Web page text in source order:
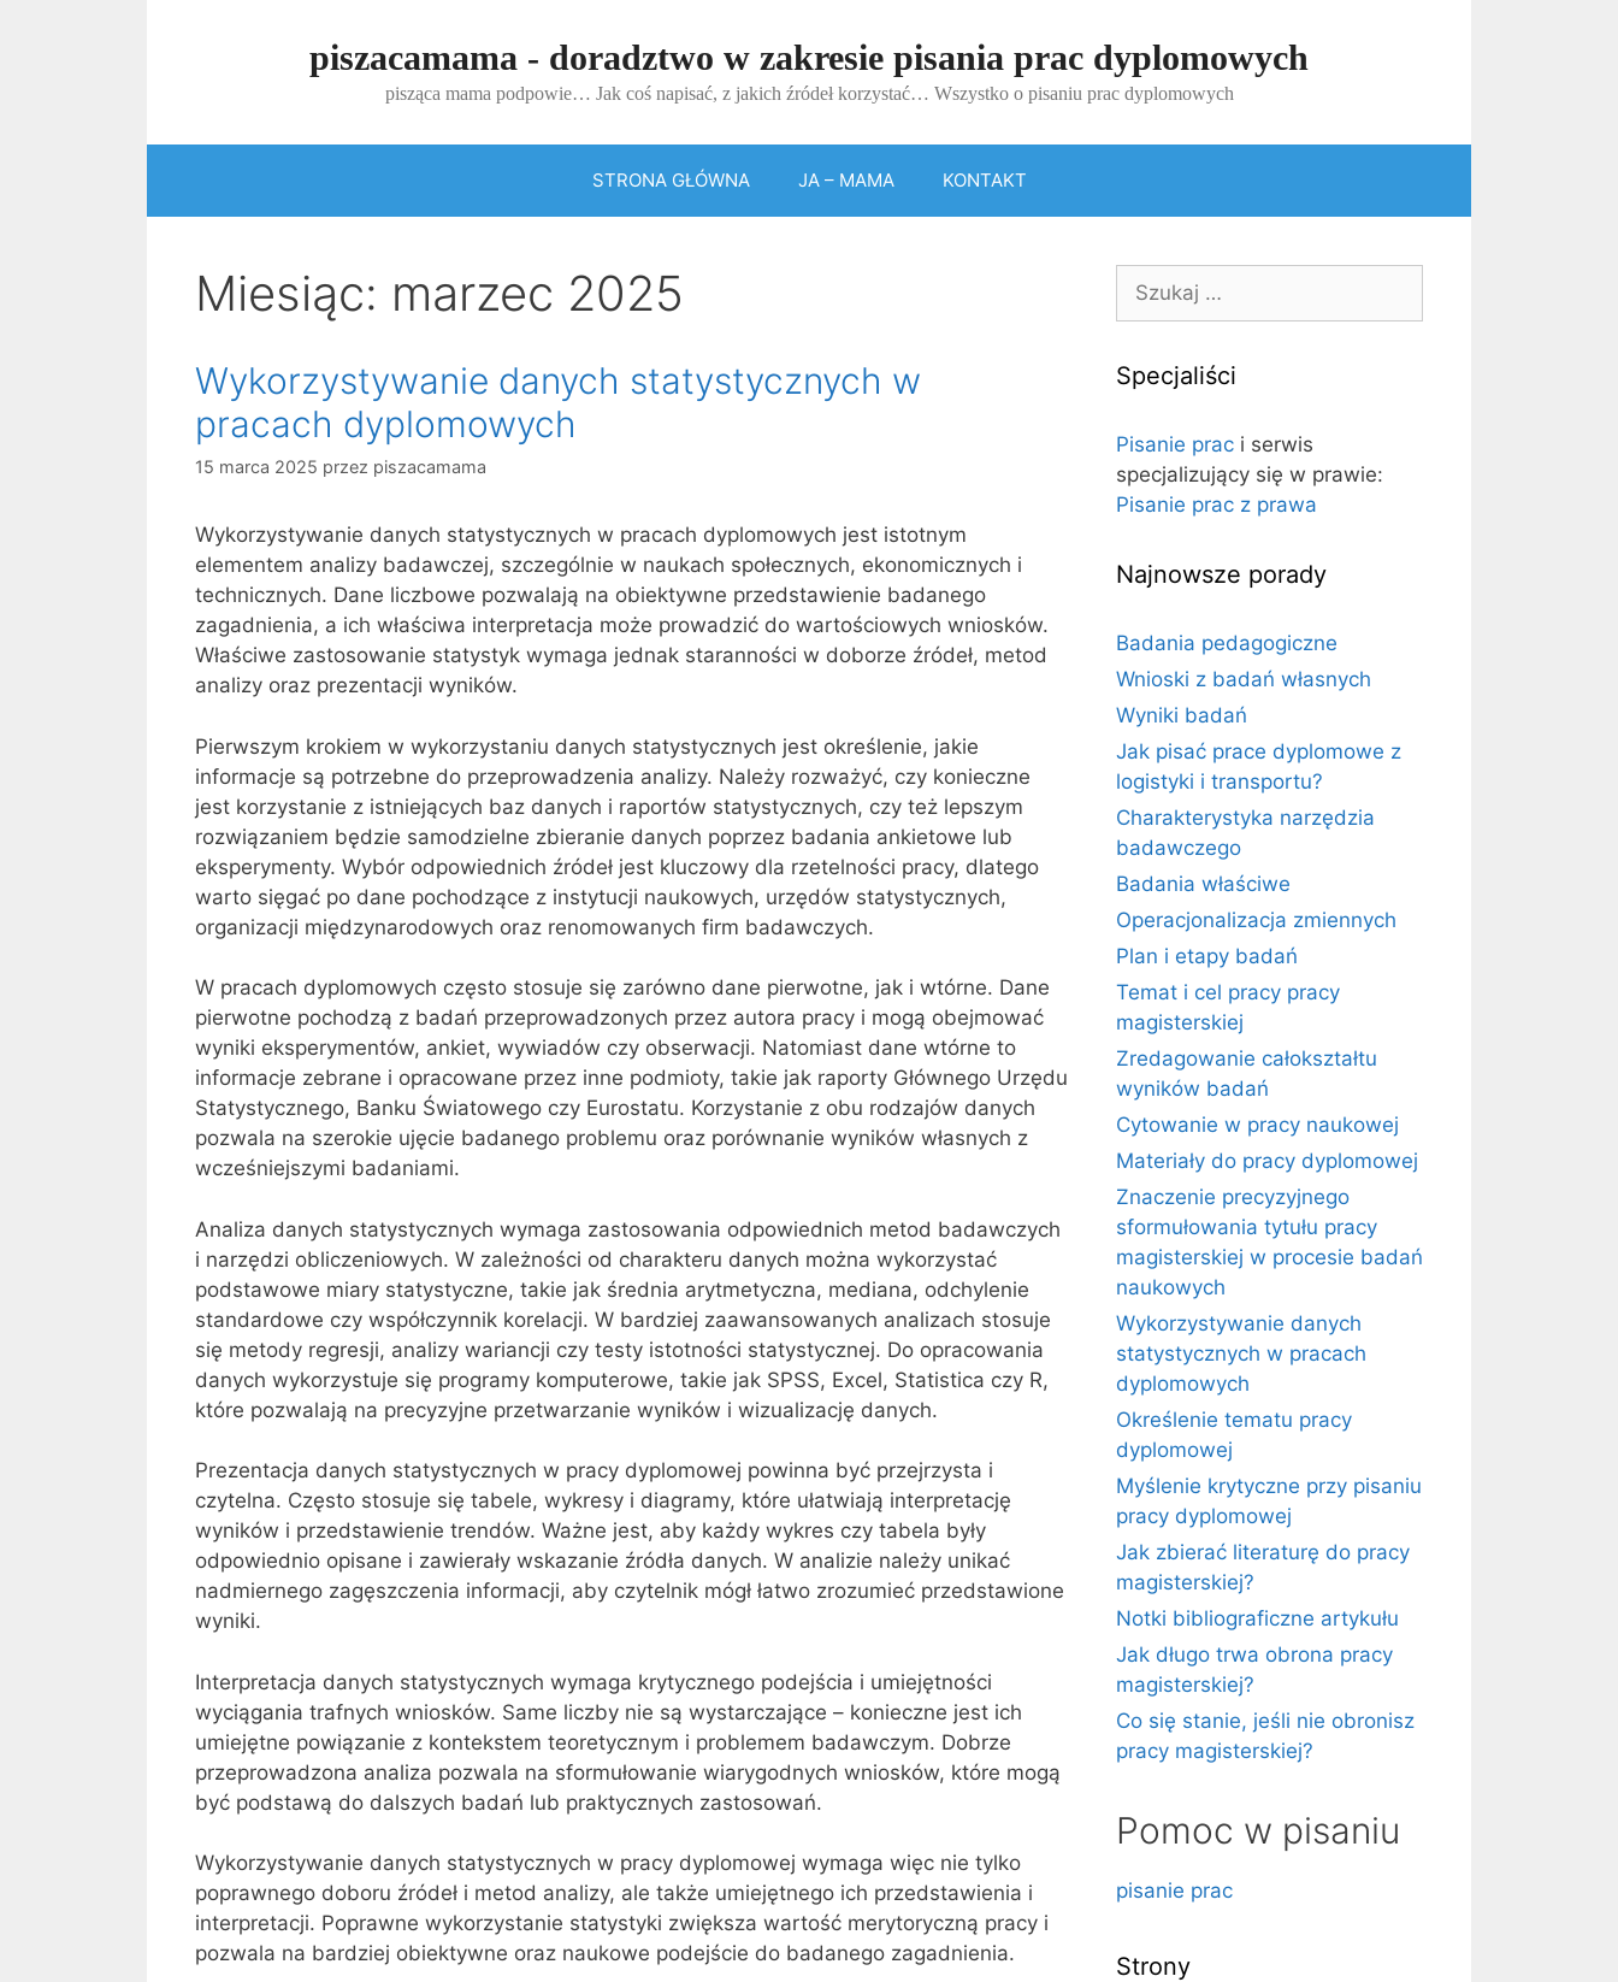
piszacamama - doradztwo w zakresie pisania prac dyplomowych
pisząca mama podpowie… Jak coś napisać, z jakich źródeł korzystać… Wszystko o pisaniu prac dyplomowych
STRONA GŁÓWNA JA – MAMA KONTAKT
Miesiąc: marzec 2025
Wykorzystywanie danych statystycznych w
pracach dyplomowych
15 marca 2025 przez piszacamama
Wykorzystywanie danych statystycznych w pracach dyplomowych jest istotnym
elementem analizy badawczej, szczególnie w naukach społecznych, ekonomicznych i
technicznych. Dane liczbowe pozwalają na obiektywne przedstawienie badanego
zagadnienia, a ich właściwa interpretacja może prowadzić do wartościowych wniosków.
Właściwe zastosowanie statystyk wymaga jednak staranności w doborze źródeł, metod
analizy oraz prezentacji wyników.
Pierwszym krokiem w wykorzystaniu danych statystycznych jest określenie, jakie
informacje są potrzebne do przeprowadzenia analizy. Należy rozważyć, czy konieczne
jest korzystanie z istniejących baz danych i raportów statystycznych, czy też lepszym
rozwiązaniem będzie samodzielne zbieranie danych poprzez badania ankietowe lub
eksperymenty. Wybór odpowiednich źródeł jest kluczowy dla rzetelności pracy, dlatego
warto sięgać po dane pochodzące z instytucji naukowych, urzędów statystycznych,
organizacji międzynarodowych oraz renomowanych firm badawczych.
W pracach dyplomowych często stosuje się zarówno dane pierwotne, jak i wtórne. Dane
pierwotne pochodzą z badań przeprowadzonych przez autora pracy i mogą obejmować
wyniki eksperymentów, ankiet, wywiadów czy obserwacji. Natomiast dane wtórne to
informacje zebrane i opracowane przez inne podmioty, takie jak raporty Głównego Urzędu
Statystycznego, Banku Światowego czy Eurostatu. Korzystanie z obu rodzajów danych
pozwala na szerokie ujęcie badanego problemu oraz porównanie wyników własnych z
wcześniejszymi badaniami.
Analiza danych statystycznych wymaga zastosowania odpowiednich metod badawczych
i narzędzi obliczeniowych. W zależności od charakteru danych można wykorzystać
podstawowe miary statystyczne, takie jak średnia arytmetyczna, mediana, odchylenie
standardowe czy współczynnik korelacji. W bardziej zaawansowanych analizach stosuje
się metody regresji, analizy wariancji czy testy istotności statystycznej. Do opracowania
danych wykorzystuje się programy komputerowe, takie jak SPSS, Excel, Statistica czy R,
które pozwalają na precyzyjne przetwarzanie wyników i wizualizację danych.
Prezentacja danych statystycznych w pracy dyplomowej powinna być przejrzysta i
czytelna. Często stosuje się tabele, wykresy i diagramy, które ułatwiają interpretację
wyników i przedstawienie trendów. Ważne jest, aby każdy wykres czy tabela były
odpowiednio opisane i zawierały wskazanie źródła danych. W analizie należy unikać
nadmiernego zagęszczenia informacji, aby czytelnik mógł łatwo zrozumieć przedstawione
wyniki.
Interpretacja danych statystycznych wymaga krytycznego podejścia i umiejętności
wyciągania trafnych wniosków. Same liczby nie są wystarczające – konieczne jest ich
umiejętne powiązanie z kontekstem teoretycznym i problemem badawczym. Dobrze
przeprowadzona analiza pozwala na sformułowanie wiarygodnych wniosków, które mogą
być podstawą do dalszych badań lub praktycznych zastosowań.
Wykorzystywanie danych statystycznych w pracy dyplomowej wymaga więc nie tylko
poprawnego doboru źródeł i metod analizy, ale także umiejętnego ich przedstawienia i
interpretacji. Poprawne wykorzystanie statystyki zwiększa wartość merytoryczną pracy i
pozwala na bardziej obiektywne oraz naukowe podejście do badanego zagadnienia.
Szukaj:
Specjaliści
Pisanie prac i serwis
specjalizujący się w prawie:
Pisanie prac z prawa
Najnowsze porady
Badania pedagogiczne
Wnioski z badań własnych
Wyniki badań
Jak pisać prace dyplomowe z
logistyki i transportu?
Charakterystyka narzędzia
badawczego
Badania właściwe
Operacjonalizacja zmiennych
Plan i etapy badań
Temat i cel pracy pracy
magisterskiej
Zredagowanie całokształtu
wyników badań
Cytowanie w pracy naukowej
Materiały do pracy dyplomowej
Znaczenie precyzyjnego
sformułowania tytułu pracy
magisterskiej w procesie badań
naukowych
Wykorzystywanie danych
statystycznych w pracach
dyplomowych
Określenie tematu pracy
dyplomowej
Myślenie krytyczne przy pisaniu
pracy dyplomowej
Jak zbierać literaturę do pracy
magisterskiej?
Notki bibliograficzne artykułu
Jak długo trwa obrona pracy
magisterskiej?
Co się stanie, jeśli nie obronisz
pracy magisterskiej?
Pomoc w pisaniu
pisanie prac
Strony